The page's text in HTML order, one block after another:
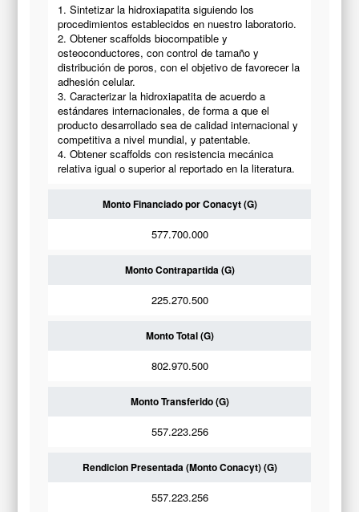
1. Sintetizar la hidroxiapatita siguiendo los
procedimientos establecidos en nuestro laboratorio.
2. Obtener scaffolds biocompatible y
osteoconductores, con control de tamaño y
distribución de poros, con el objetivo de favorecer la
adhesión celular.
3. Caracterizar la hidroxiapatita de acuerdo a
estándares internacionales, de forma a que el
producto desarrollado sea de calidad internacional y
competitiva a nivel mundial, y patentable.
4. Obtener scaffolds con resistencia mecánica
relativa igual o superior al reportado en la literatura.
Monto Financiado por Conacyt (G)
577.700.000
Monto Contrapartida (G)
225.270.500
Monto Total (G)
802.970.500
Monto Transferido (G)
557.223.256
Rendicion Presentada (Monto Conacyt) (G)
557.223.256